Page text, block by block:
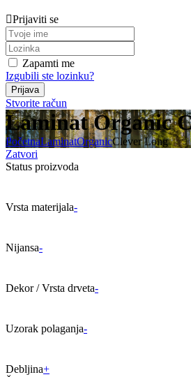
Prijaviti se
Zapamti me
Izgubili ste lozinku?
Stvorite račun
Laminat Organic
PočetnaLaminatOrganicClever Long
Zatvori
Status proizvoda
Vrsta materijala-
Nijansa-
Dekor / Vrsta drveta-
Uzorak polaganja-
Debljina+